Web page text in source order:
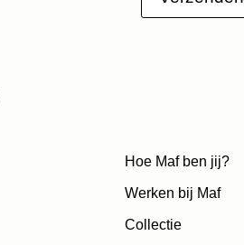
Hoe Maf ben jij?
Werken bij Maf
Collectie